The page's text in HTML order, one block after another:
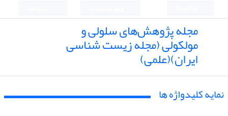
مجله پژوهش‌های سلولی و
مولکولی (مجله زیست شناسی
ایران)(علمی)
نمایه کلیدواژه ها